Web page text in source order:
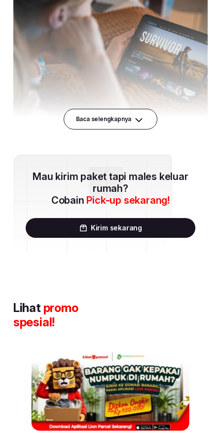
Baca selengkapnya
Mau kirim paket tapi males keluar
rumah?
Cobain Pick-up sekarang!
Kirim sekarang
Lihat promo
spesial!